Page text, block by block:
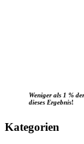
Weniger als 1 %
dieses Ergebnis!
Kategorien